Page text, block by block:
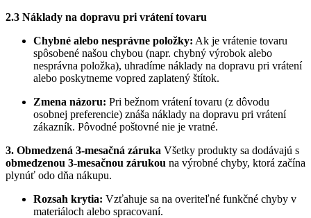
2.3 Náklady na dopravu pri vrátení tovaru
Chybné alebo nesprávne položky: Ak je vrátenie tovaru
spôsobené našou chybou (napr. chybný výrobok alebo
nesprávna položka), uhradíme náklady na dopravu pri vrátení
alebo poskytneme vopred zaplatený štítok.
Zmena názoru: Pri bežnom vrátení tovaru (z dôvodu
osobnej preferencie) znáša náklady na dopravu pri vrátení
zákazník. Pôvodné poštovné nie je vratné.
3. Obmedzená 3-mesačná záruka Všetky produkty sa dodávajú s
obmedzenou 3-mesačnou zárukou na výrobné chyby, ktorá začína
plynúť odo dňa nákupu.
Rozsah krytia: Vzťahuje sa na overiteľné funkčné chyby v
materiáloch alebo spracovaní.